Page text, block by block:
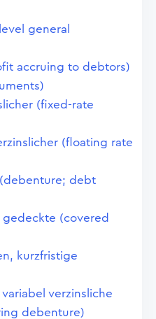
general
accruing to debtors)
(fixed-rate
(floating rate
debt
(covered
kurzfristige
verzinsliche
debenture)